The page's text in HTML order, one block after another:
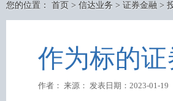
您的位置： 首页 > 信达业务 > 证券金融 >
作为标的
作者： 来源： 发表日期：2023-01-19